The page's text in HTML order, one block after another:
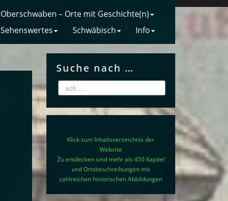
Oberschwaben – Orte mit Geschichte(n)
Sehenswertes
Schwäbisch Info
Suche nach …
Klick zum Inhaltsverzeichnis der
Website
Zu entdecken sind mehr als 450 Kapitel
und Ortsbeschreibungen mit
zahlreichen historischen Abbildungen